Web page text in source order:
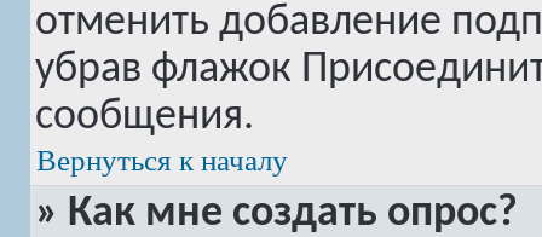
отменить добавление
убрав флажок
сообщения.
Вернуться к началу
» Как мне создать опрос?